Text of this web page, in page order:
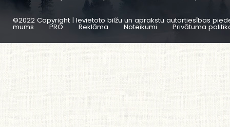
©2022 Copyright | Ievietoto bilžu un aprakstu autortiesības
mums PRO Reklāma Noteikumi Privātuma